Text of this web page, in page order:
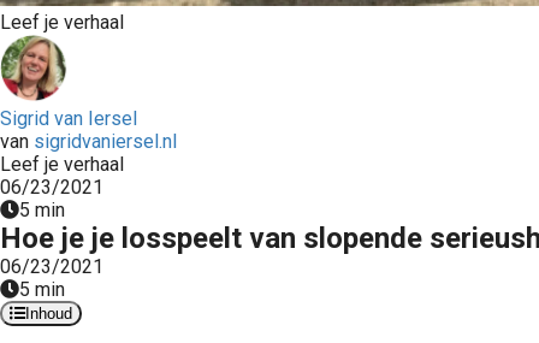
Leef je verhaal
Sigrid van Iersel
van sigridvaniersel.nl
Leef je verhaal
06/23/2021
5 min
Hoe je je losspeelt van slopende
06/23/2021
5 min
Inhoud